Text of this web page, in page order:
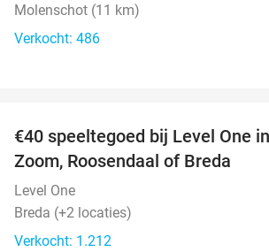
Molenschot (11 km)
Verkocht: 486
€40 speeltegoed bij Level One
Zoom, Roosendaal of Breda
Level One
Breda (+2 locaties)
Verkocht: 1.212